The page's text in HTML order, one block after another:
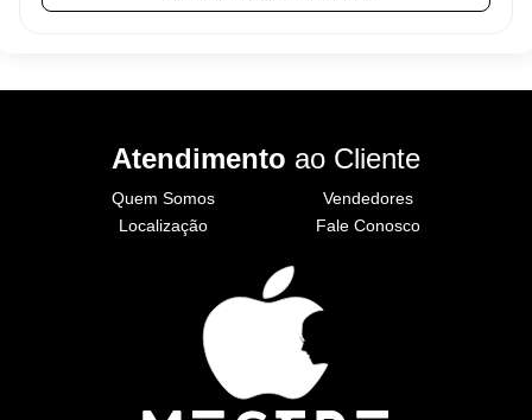
Atendimento ao Cliente
Quem Somos
Localização
Vendedores
Fale Conosco